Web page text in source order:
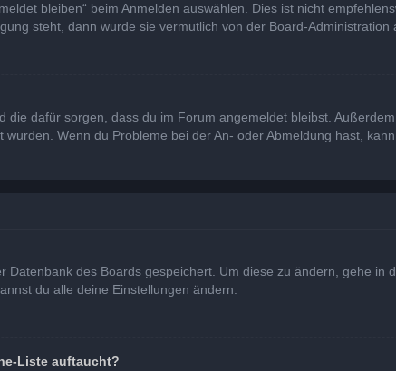
bleiben“ beim Anmelden auswählen. Dies ist nicht
steht, dann wurde sie vermutlich von der Board-Administration
die dafür sorgen, dass du im Forum angemeldet bleibst.
wurden. Wenn du Probleme bei der An- oder Abmeldung hast,
des Boards gespeichert. Um diese zu ändern, gehe in
du alle deine Einstellungen ändern.
Liste auftaucht?